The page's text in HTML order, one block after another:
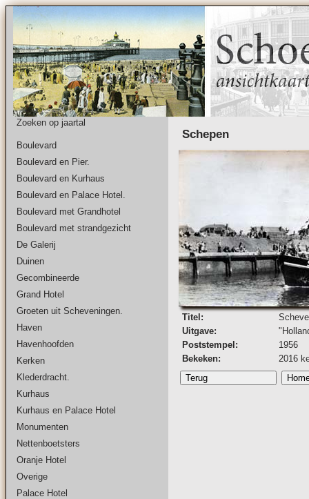
Zoeken op jaartal
Boulevard
Boulevard en Pier.
Boulevard en Kurhaus
Boulevard en Palace Hotel.
Boulevard met Grandhotel
Boulevard met strandgezicht
De Galerij
Duinen
Gecombineerde
Grand Hotel
Groeten uit Scheveningen.
Haven
Havenhoofden
Kerken
Klederdracht.
Kurhaus
Kurhaus en Palace Hotel
Monumenten
Nettenboetsters
Oranje Hotel
Overige
Palace Hotel
Schepen
Titel:
Uitgave:
Poststempel:
1956
Bekeken:
2016